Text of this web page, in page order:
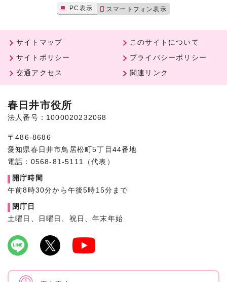
PC表示 スマートフォン表示
サイトマップ
このサイトについて
サイトポリシー
プライバシーポリシー
交通アクセス
関連リンク
春日井市役所
法人番号：1000020232068
〒486-8686
愛知県春日井市鳥居松町5丁目44番地
電話：0568-81-5111（代表）
開庁時間
午前8時30分から午後5時15分まで
閉庁日
土曜日、日曜日、祝日、年末年始